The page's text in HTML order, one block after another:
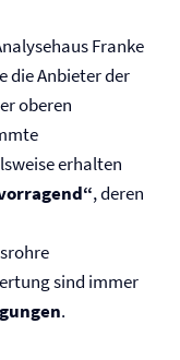
Franke
die Anbieter der
oberen
erhalten
, deren
sind immer
.